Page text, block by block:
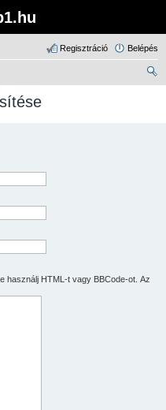
Belépés
Regisztráció
használj HTML-t vagy BBCode-ot. Az